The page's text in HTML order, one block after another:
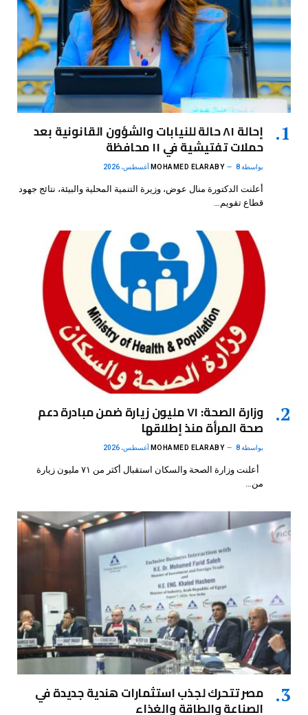
إحالة ٨١ حالة للنيابات والشؤون القانونية بعد
حملات تفتيشية في ١١ محافظة
بواسطة MOHAMED ELARABY 8 أغسطس، 2026
أعلنت الدكتورة منال عوض، وزيرة التنمية المحلية والبيئة، نتائج جهود
قطاع تقويم…
وزارة الصحة: ٧١ مليون زيارة ضمن مبادرة دعم
صحة المرأة منذ إطلاقها
بواسطة MOHAMED ELARABY 8 أغسطس، 2026
أعلنت وزارة الصحة والسكان استقبال أكثر من ٧١ مليون زيارة
من…
مصر تتحرك لجذب استثمارات هندية جديدة في
الصناعة والطاقة والغذاء